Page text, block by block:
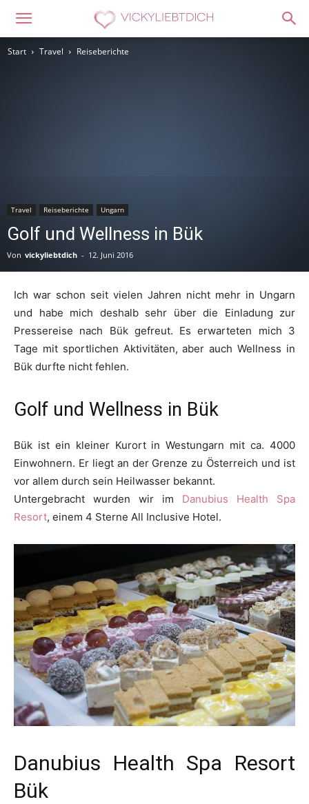
Start Travel Reiseberichte
Travel Reiseberichte Ungarn
Golf und Wellness in Bük
Von vickyliebtdich - 12. Juni 2016
Ich war schon seit vielen Jahren nicht mehr in Ungarn
und habe mich deshalb sehr über die Einladung zur
Pressereise nach Bük gefreut. Es erwarteten mich 3
Tage mit sportlichen Aktivitäten, aber auch Wellness in
Bük durfte nicht fehlen.
Golf und Wellness in Bük
Bük ist ein kleiner Kurort in Westungarn mit ca. 4000
Einwohnern. Er liegt an der Grenze zu Österreich und ist
vor allem durch sein Heilwasser bekannt.
Untergebracht wurden wir im Danubius Health Spa
Resort, einem 4 Sterne All Inclusive Hotel.
Danubius Health Spa Resort
Bük